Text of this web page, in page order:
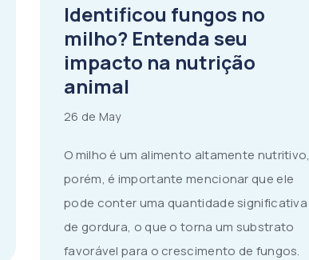
Identificou fungos no
milho? Entenda seu
impacto na nutrição
animal
26 de May
O milho é um alimento altamente nutritivo,
porém, é importante mencionar que ele
pode conter uma quantidade significativa
de gordura, o que o torna um substrato
favorável para o crescimento de fungos.